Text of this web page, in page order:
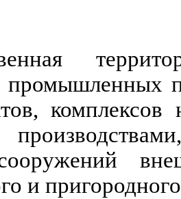
промышленных
и